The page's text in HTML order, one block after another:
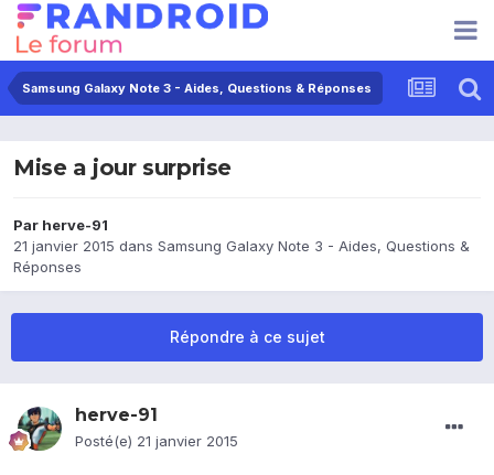
Samsung Galaxy Note 3 - Aides, Questions & Réponses
Mise a jour surprise
Par herve-91
21 janvier 2015 dans Samsung Galaxy Note 3 - Aides, Questions &
Réponses
Répondre à ce sujet
herve-91
Posté(e) 21 janvier 2015